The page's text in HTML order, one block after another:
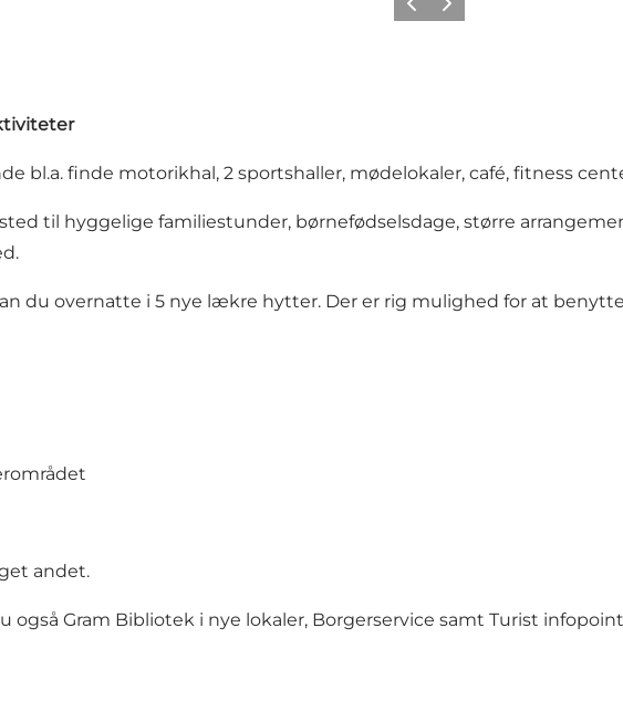
ForrigeNæste
bl.a. finde motorikhal, 2 sportshaller, mødelokaler, café, fitness
til hyggelige familiestunder, børnefødselsdage, større
du overnatte i 5 nye lækre hytter. Der er rig mulighed for at
andet.
også Gram Bibliotek i nye lokaler, Borgerservice samt Turist infopoint